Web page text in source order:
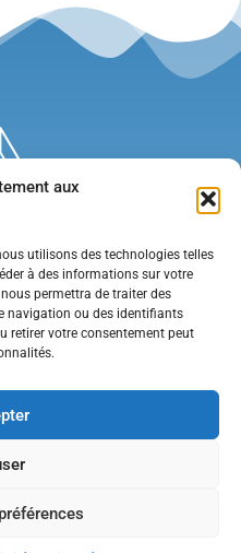
aux
utilisons des technologies telles
à des informations sur votre
permettra de traiter des
navigation ou des identifiants
retirer votre consentement peut